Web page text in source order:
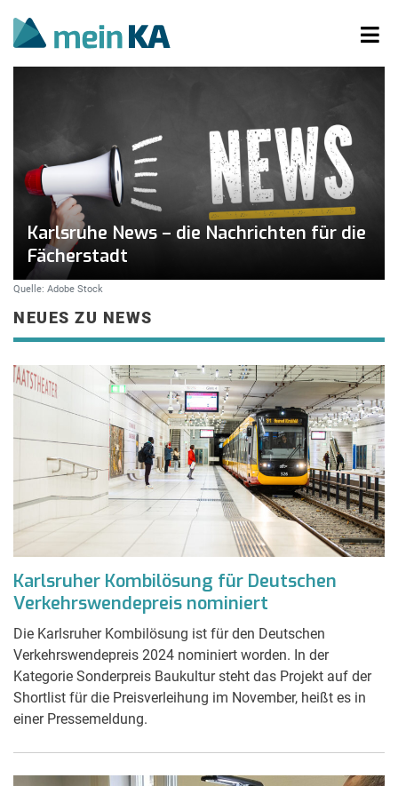
Karlsruhe News – die Nachrichten für die
Fächerstadt
Quelle: Adobe Stock
NEUES ZU NEWS
Karlsruher Kombilösung für Deutschen
Verkehrswendepreis nominiert
Die Karlsruher Kombilösung ist für den Deutschen
Verkehrswendepreis 2024 nominiert worden. In der
Kategorie Sonderpreis Baukultur steht das Projekt auf der
Shortlist für die Preisverleihung im November, heißt es in
einer Pressemeldung.